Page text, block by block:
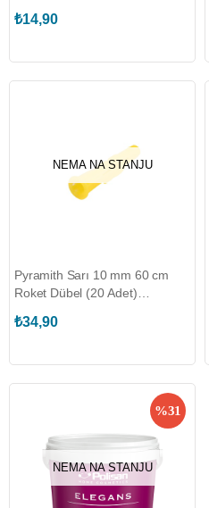
₺14,90
NEMA NA STANJU
Pyramith Sarı 10 mm 60 cm
Roket Dübel (20 Adet)
₺34,90
NEMA NA STANJU
%31